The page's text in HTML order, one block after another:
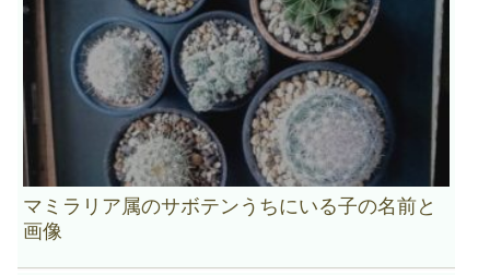
マミラリア属のサボテンうちにいる子の名前と
画像